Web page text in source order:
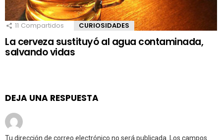
11 Compartidos CURIOSIDADES
La cerveza sustituyó al agua contaminada,
salvando vidas
DEJA UNA RESPUESTA
Tu dirección de correo electrónico no será publicada.
Los campos